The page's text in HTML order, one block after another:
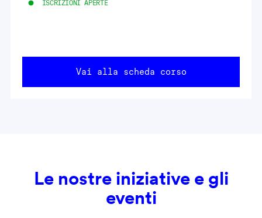
ISCRIZIONI APERTE
Vai alla scheda corso
Le nostre iniziative e gli
eventi